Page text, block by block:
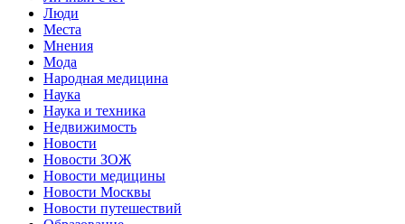
Люди
Места
Мнения
Мода
Народная медицина
Наука
Наука и техника
Недвижимость
Новости
Новости ЗОЖ
Новости медицины
Новости Москвы
Новости путешествий